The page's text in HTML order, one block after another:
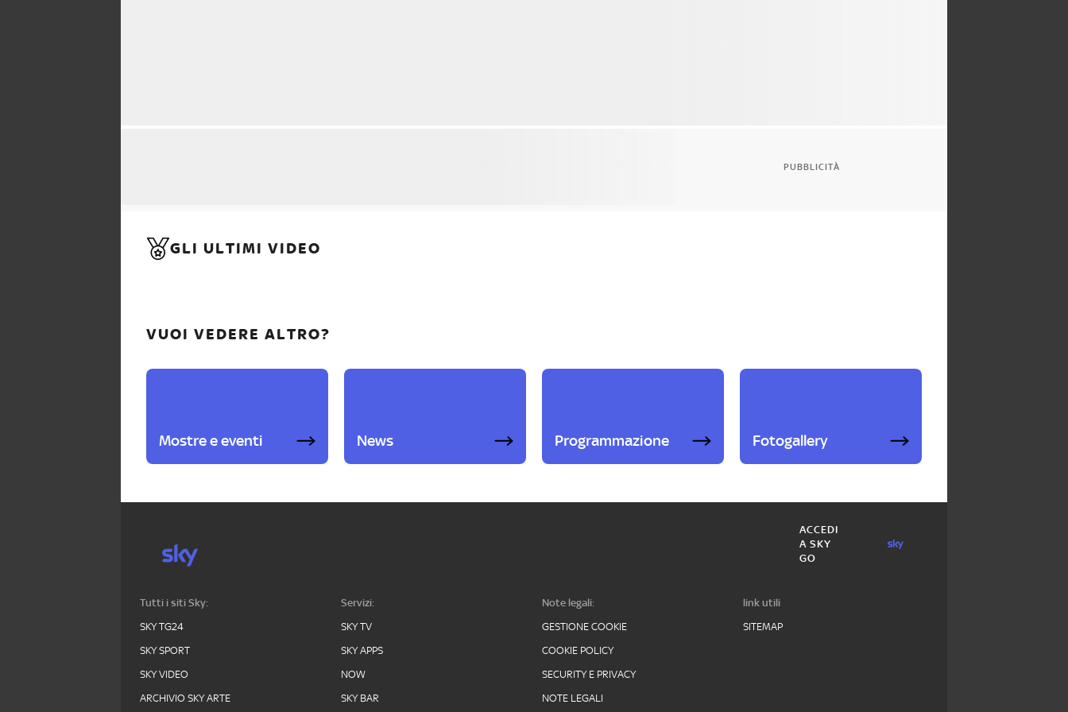
PUBBLICITÀ
GLI ULTIMI VIDEO
VUOI VEDERE ALTRO?
Mostre e eventi News Programmazione Fotogallery
ACCEDI
A SKY
GO
Tutti i siti Sky:
SKY TG24
SKY SPORT
SKY VIDEO
ARCHIVIO SKY ARTE
Servizi:
SKY TV
SKY APPS
NOW
SKY BAR
Note legali:
GESTIONE COOKIE
COOKIE POLICY
SECURITY E PRIVACY
NOTE LEGALI
link utili
SITEMAP